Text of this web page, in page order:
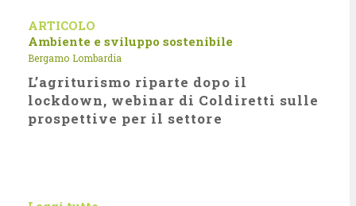
ARTICOLO
Ambiente e sviluppo sostenibile
Bergamo Lombardia
L’agriturismo riparte dopo il
lockdown, webinar di Coldiretti sulle
prospettive per il settore